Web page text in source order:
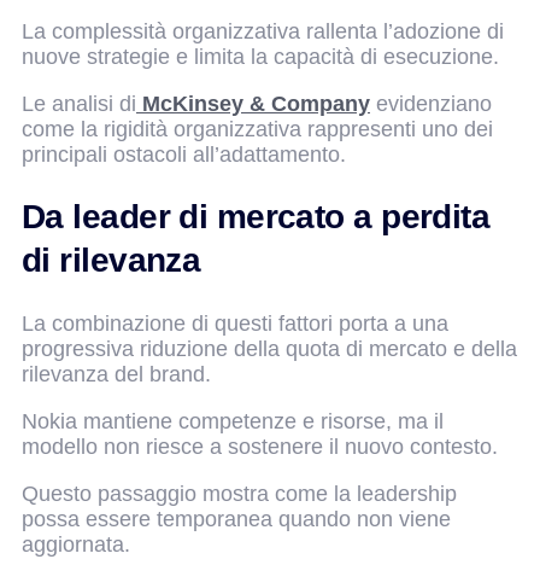
La complessità organizzativa rallenta l’adozione di
nuove strategie e limita la capacità di esecuzione.
Le analisi di McKinsey & Company evidenziano
come la rigidità organizzativa rappresenti uno dei
principali ostacoli all’adattamento.
Da leader di mercato a perdita
di rilevanza
La combinazione di questi fattori porta a una
progressiva riduzione della quota di mercato e della
rilevanza del brand.
Nokia mantiene competenze e risorse, ma il
modello non riesce a sostenere il nuovo contesto.
Questo passaggio mostra come la leadership
possa essere temporanea quando non viene
aggiornata.